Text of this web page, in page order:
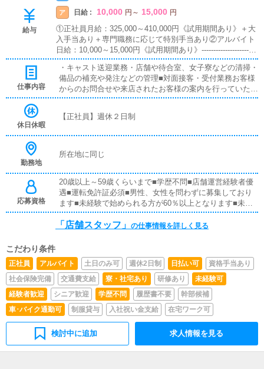
給与
ア 日給 : 10,000 円 ～ 15,000 円
①正社員月給：325,000～410,000円《試用期間あり》＋大
入手当あり＋専門職務に応じて特別手当あり②アルバイト
日給：10,000～15,000円《試用期間あり》------------------------
---------------※経験・能力に応じて年４回の昇給査定あり※日
払い可能※寮即日利用可能《昇給・昇格が早い会社です》
全従業員の能力や働きぶりを毎月しっかりと評価いたしま
す。従業員一人ひとりと向き合い価値観や本人の希望を尊
縁の下の力持ちのような目立たない仕事や常日頃の頑張り
長期的かつ広範囲の視野での査定なので全従業員平等に昇
仕事内容
・キャスト送迎業務・店舗や待合室、女子寮などの清掃・
備品の補充や発注などの管理■対面接客・受付業務お客様
からのお問合せや来店されたお客様の案内を行っていただ
きます。予約の確認や、会計作業、注意事項の喚起などを
て業務内容を見ながら徐々に覚えていただきますので、未
【新規のお客様の増加】【お客様のリピート率の向上】
施策の提案を行っていただきます。■キャスト管理お店で
働いていただいているキャストの方が稼げるようにインタ
ーネットを使ったPR（写メ日記）などの使い方などのア
ドバイスを行っていただきます。■PC更新業務ヘブンネッ
ただきます。キャストの出勤情報やイベント、求人ブログ
PCが苦手な人でも簡単にできます。■清掃・備品管理お客
様やキャストの方に快適にお過ごしいただくため、店内の
清掃や備品の管理・補充を行っていただきます。
休日休暇
【正社員】週休２日制
勤務地
所在地に同じ
応募資格
20歳以上～59歳くらいまで■学歴不問■店舗運営経験者優
遇■運転免許証必須■男性、女性を問わずに募集しており
ます■未経験で始められる方が60％以上となります■未経
験の方も安心してご応募下さい※暴力団関係者の方又はそ
れに準ずる方のご応募はお断りいたしております。
「店舗スタッフ」 の仕事情報を詳しく見る
こだわり条件
正社員 アルバイト 土日のみ可 週休2日制 日払い可
資格手当あり
社会保険完備
交通費支給 寮・社宅あり 研修あり
未経験可
経験者歓迎
シニア歓迎 学歴不問 履歴書不要
幹部候補
車･バイク通勤可
制服貸与 入社祝い金支給 在宅ワーク可
検討中に追加 求人情報を見る